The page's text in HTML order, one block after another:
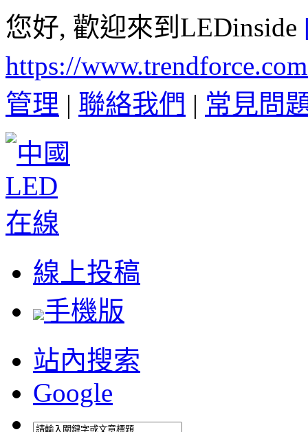
您好, 歡迎來到LEDinside
https://
管理 | 聯絡我們 | 常見問
線上投稿
手機版
站內搜索
Google